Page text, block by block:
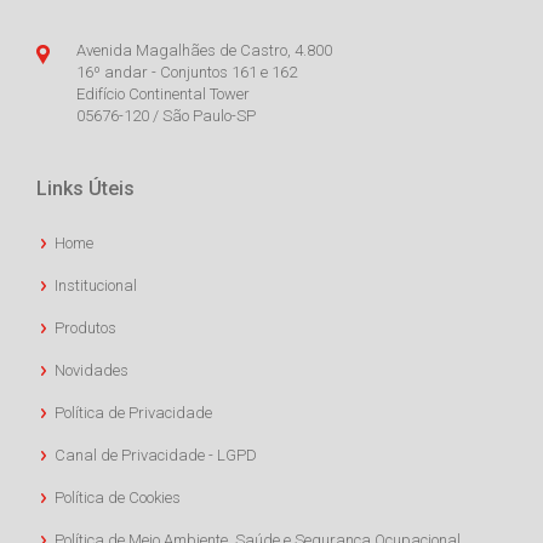
Avenida Magalhães de Castro, 4.800
16º andar - Conjuntos 161 e 162
Edifício Continental Tower
05676-120 / São Paulo-SP
Links Úteis
Home
Institucional
Produtos
Novidades
Política de Privacidade
Canal de Privacidade - LGPD
Política de Cookies